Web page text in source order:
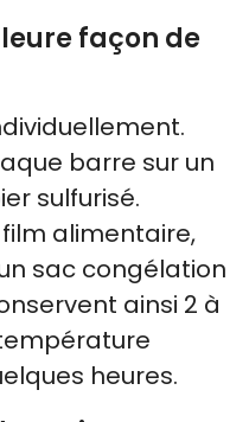
façon de
barre sur un
sulfurisé.
alimentaire,
sac congélation
ainsi 2 à
heures.